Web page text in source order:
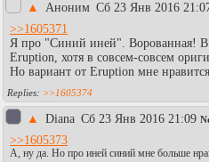
▲ Аноним Сб 23 Янв 2016
>>1605371
Я про "Синий иней". Ворованная! В
Eruption, хотя в совсем-совсем
Но вариант от Eruption мне
>>1605374
▲ Diаna Сб 23 Янв 2016 21:09
>>1605373
А, ну да. Но про иней синий мне больше